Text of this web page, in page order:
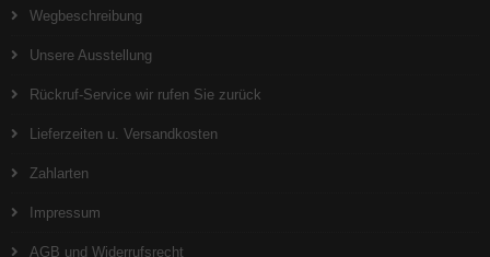
Wegbeschreibung
Unsere Ausstellung
Rückruf-Service wir rufen Sie zurück
Lieferzeiten u. Versandkosten
Zahlarten
Impressum
AGB und Widerrufsrecht